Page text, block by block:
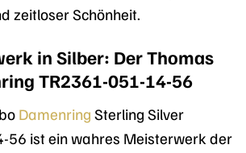
zeitloser Schönheit.
in Silber: Der Thomas
TR2361-051-14-56
Damenring Sterling Silver
56 ist ein wahres Meisterwerk der